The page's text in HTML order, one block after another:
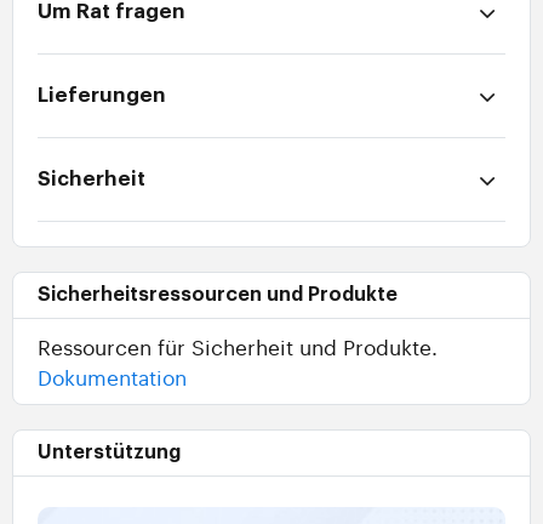
Um Rat fragen
Lieferungen
Sicherheit
Sicherheitsressourcen und Produkte
Ressourcen für Sicherheit und Produkte.
Dokumentation
Unterstützung